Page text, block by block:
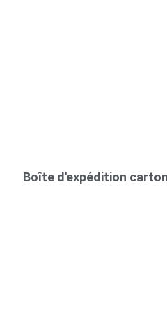
Boîte d'expédition